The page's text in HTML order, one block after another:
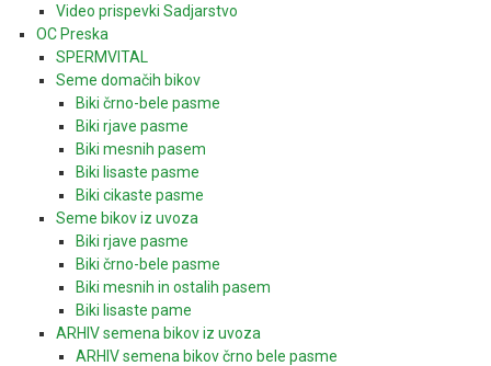
Video prispevki Sadjarstvo
OC Preska
SPERMVITAL
Seme domačih bikov
Biki črno-bele pasme
Biki rjave pasme
Biki mesnih pasem
Biki lisaste pasme
Biki cikaste pasme
Seme bikov iz uvoza
Biki rjave pasme
Biki črno-bele pasme
Biki mesnih in ostalih pasem
Biki lisaste pame
ARHIV semena bikov iz uvoza
ARHIV semena bikov črno bele pasme